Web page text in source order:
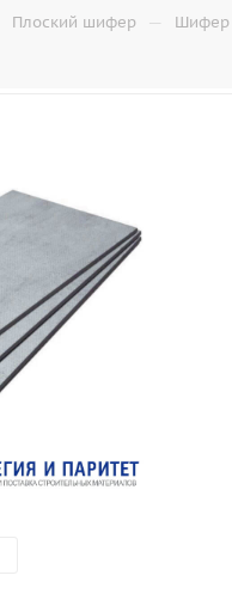
Плоский шифер — Шифер